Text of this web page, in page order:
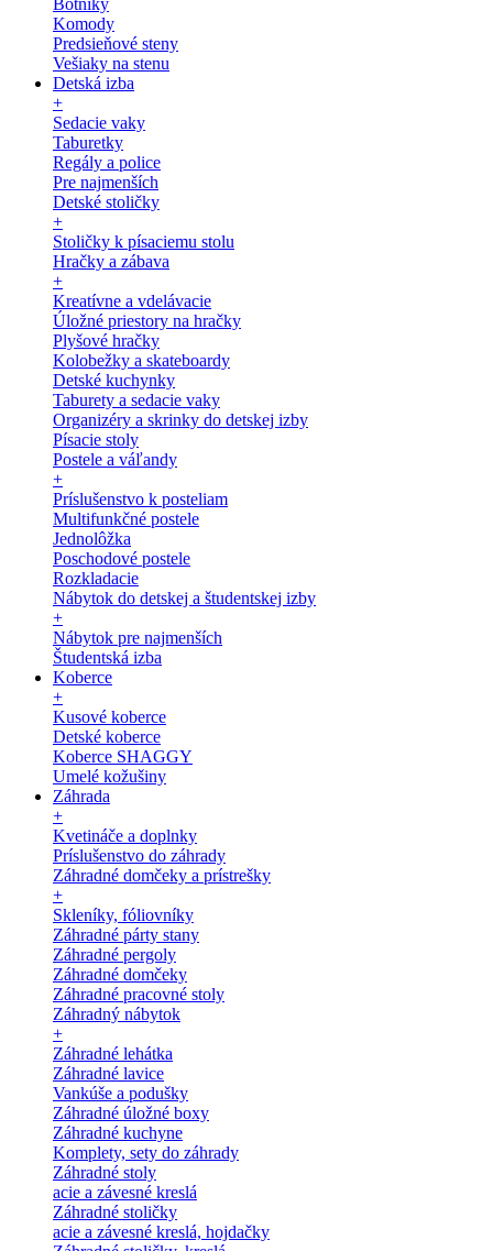
Botníky
Komody
Predsieňové steny
Vešiaky na stenu
Detská izba
+
Sedacie vaky
Taburetky
Regály a police
Pre najmenších
Detské stoličky
+
Stoličky k písaciemu stolu
Hračky a zábava
+
Kreatívne a vdelávacie
Úložné priestory na hračky
Plyšové hračky
Kolobežky a skateboardy
Detské kuchynky
Taburety a sedacie vaky
Organizéry a skrinky do detskej izby
Písacie stoly
Postele a váľandy
+
Príslušenstvo k posteliam
Multifunkčné postele
Jednolôžka
Poschodové postele
Rozkladacie
Nábytok do detskej a študentskej izby
+
Nábytok pre najmenších
Študentská izba
Koberce
+
Kusové koberce
Detské koberce
Koberce SHAGGY
Umelé kožušiny
Záhrada
+
Kvetináče a doplnky
Príslušenstvo do záhrady
Záhradné domčeky a prístrešky
+
Skleníky, fóliovníky
Záhradné párty stany
Záhradné pergoly
Záhradné domčeky
Záhradné pracovné stoly
Záhradný nábytok
+
Záhradné lehátka
Záhradné lavice
Vankúše a podušky
Záhradné úložné boxy
Záhradné kuchyne
Komplety, sety do záhrady
Záhradné stoly
acie a závesné kreslá
Záhradné stoličky
acie a závesné kreslá, hojdačky